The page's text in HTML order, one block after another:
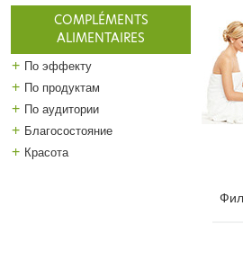
COMPLÉMENTS
ALIMENTAIRES
+ По эффекту
+ По продуктам
+ По аудитории
+ Благосостояние
+ Красота